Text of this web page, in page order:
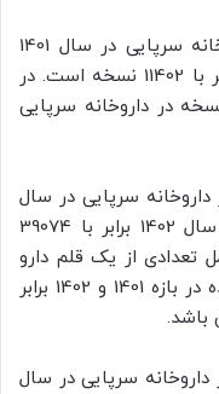
1-تعداد نسخه های ثبت شده در داروخانه سرپایی در سال 1401
برابر با 12707 نسخه و در سال 1402 برابر با 11402 نسخه است. در
1401 و 1402 تعداد 24109 نسخه در داروخانه سرپایی
سرپایی در سال
1401 برابر با 45558 ردیف دارو و در سال 1402 برابر با 39074
تعدادی از یک قلم دارو
است. تعداد ردیف های دارویی ثبت شده در بازه 1401 و 1402 برابر
سرپایی در سال